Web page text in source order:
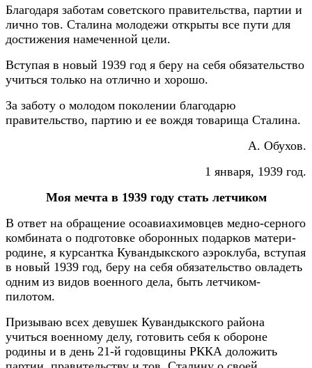
Благодаря заботам советского правительства, партии и
лично тов. Сталина молодежи открыты все пути для
достижения намеченной цели.
Вступая в новый 1939 год я беру на себя обязательство
учиться только на отлично и хорошо.
За заботу о молодом поколении благодарю
правительство, партию и ее вождя товарища Сталина.
А. Обухов.
1 января, 1939 год.
Моя мечта в 1939 году стать летчиком
В ответ на обращение осоавиахимовцев медно-серного
комбината о подготовке оборонных подарков матери-
родине, я курсантка Кувандыкского аэроклуба, вступая
в новый 1939 год, беру на себя обязательство овладеть
одним из видов военного дела, быть летчиком-
пилотом.
Призываю всех девушек Кувандыкского района
учиться военному делу, готовить себя к обороне
родины и в день 21-й годовщины РККА доложить